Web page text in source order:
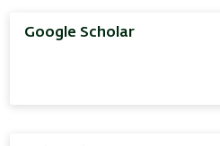
Google Scholar